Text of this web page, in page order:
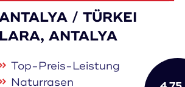
/ TÜRKEI
LARA, ANTALYA
Top-Preis-Leistung
Naturrasen